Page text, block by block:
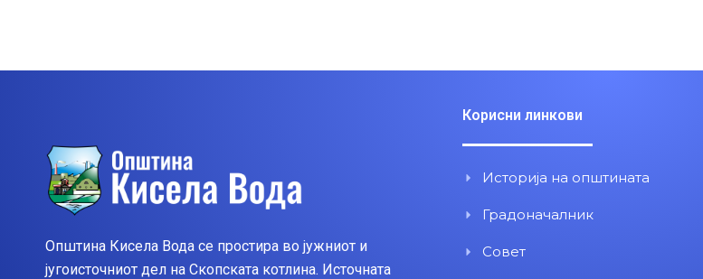
Општина Кисела Вода се простира во јужниот и
југоисточниот дел на Скопската котлина. Источната
Корисни линкови
Историја на општината
Градоначалник
Совет